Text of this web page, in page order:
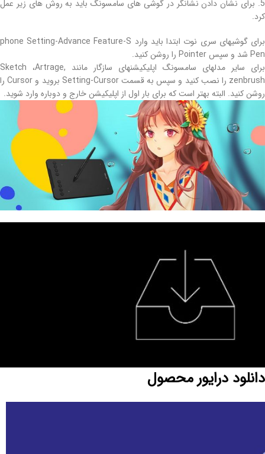
5. برای نشان دادن نشانگر در گوشی های سامسونگ باید به روش های زیر عمل
کرد.
برای گوشیهای سری نوت ابتدا باید وارد phone Setting-Advance Feature-S
Pen شد و سپس Pointer را روشن کنید.
برای سایر مدلهای سامسونگ اپلیکیشنهای سازگار مانند Sketch ،Artrage,
zenbrush را نصب کنید و سپس به قسمت Setting-Cursor بروید و Cursor را
روشن کنید. البته بهتر است که برای بار اول از اپلیکیشن خارج و دوباره وارد شوید.
دانلود درایور محصول